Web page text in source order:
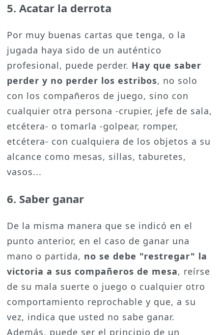
5. Acatar la derrota
Por muy buenas cartas que tenga, o la
jugada haya sido de un auténtico
profesional, puede perder. Hay que saber
perder y no perder los estribos, no solo
con los compañeros de juego, sino con
cualquier otra persona -crupier, jefe de sala,
etcétera- o tomarla -golpear, romper,
etcétera- con cualquiera de los objetos a su
alcance como mesas, sillas, taburetes,
vasos...
6. Saber ganar
De la misma manera que se indicó en el
punto anterior, en el caso de ganar una
mano o partida, no se debe "restregar" la
victoria a sus compañeros de mesa, reírse
de su mala suerte o juego o cualquier otro
comportamiento reprochable y que, a su
vez, indica que usted no sabe ganar.
Además, puede ser el principio de un